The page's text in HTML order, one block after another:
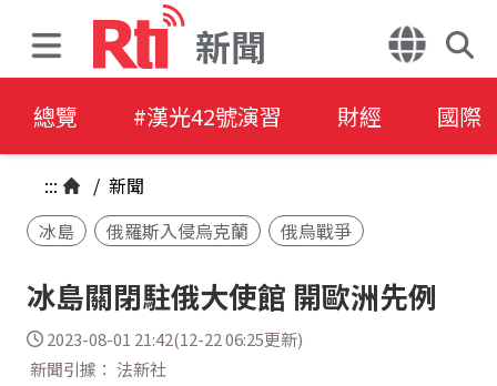
新聞
總覽 #漢光42號演習 財經 國際
::: / 新聞
冰島
俄羅斯入侵烏克蘭 俄烏戰爭
冰島關閉駐俄大使館 開歐洲先例
2023-08-01 21:42(12-22 06:25更新)
新聞引據： 法新社